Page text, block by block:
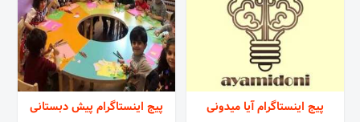
پیج اینستاگرام آیا میدونی پیج اینستاگرام پیش دبستانی